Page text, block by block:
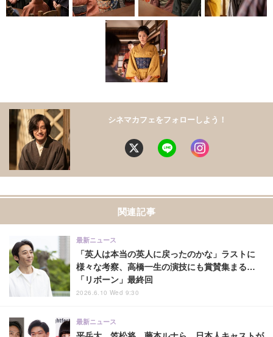
シネマカフェをフォローしよう！
関連記事
「英人は本当の英人に戻ったのかな」ラストに
様々な考察、高橋一生の演技にも賞賛集まる…
「リボーン」最終回
最新ニュース
2026.6.10 Wed 9:30
最新ニュース